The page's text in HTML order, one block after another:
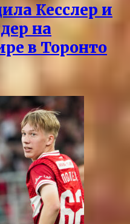
Кесслер и
на
в Торонто